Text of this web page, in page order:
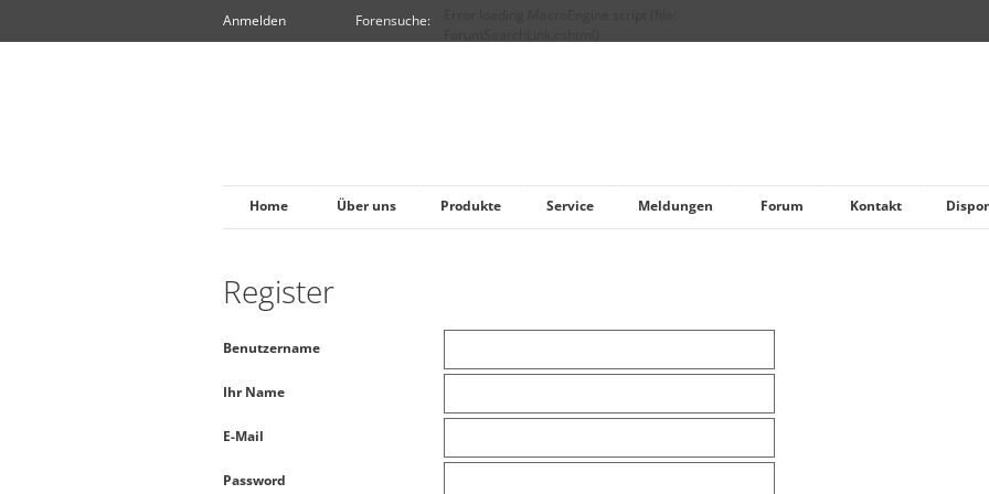
Anmelden Forensuche:
Home Über uns Produkte Service Meldungen Forum Kontakt
Register
Benutzername
Ihr Name
E-Mail
Password